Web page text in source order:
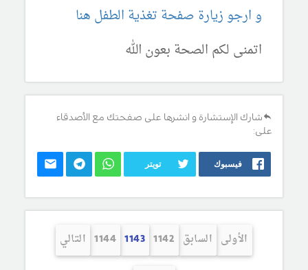
و ارجو زيارة صفحة تغذية الطفل هنا
اتمنى لكم الصحة بعون الله
شارك الإستشارة و انشرها على صفحتك مع الأصدقاء
على:
فيسبوك تويتر
الأولى السابق 1142
1143
1144 التالي